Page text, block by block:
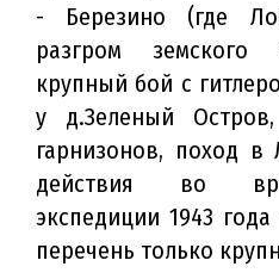
- Березино (где
разгром земского
крупный бой с
у д.Зеленый
гарнизонов, поход в
действия во
экспедиции 1943
перечень только